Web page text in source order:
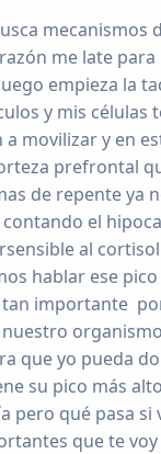
me late
empieza la
y mis
a movilizar y en
prefrontal
de repente ya
el
al
hablar ese
importante
que yo pueda
su pico más
pero qué pasa
que te